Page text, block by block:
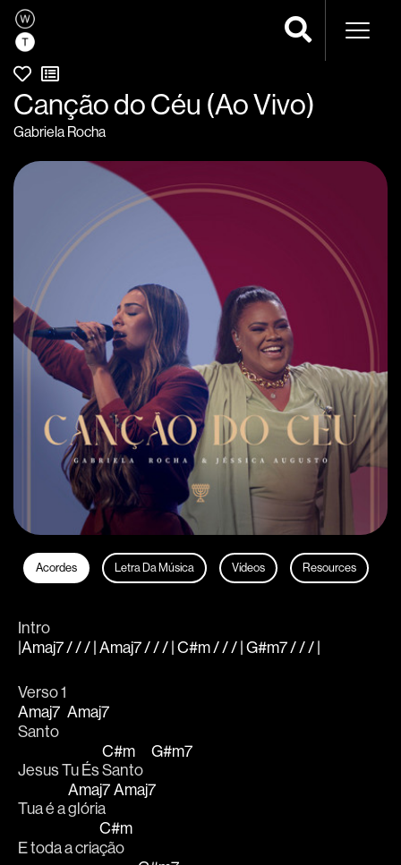
Canção do Céu (Ao Vivo)
Gabriela Rocha
Acordes Letra Da Música Vídeos Resources
Intro
|Amaj7 / / / | Amaj7 / / / | C#m / / / | G#m7 / / / |
Verso 1
Amaj7
Santo
Amaj7
Jesus Tu És
C#m
Santo
G#m7
Tua é a
Amaj7
glória
Amaj7
E toda a cria
C#m
ção